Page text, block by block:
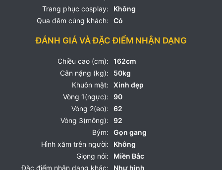
Trang phục cosplay:
Không
Qua đêm cùng khách:
Có
ĐÁNH GIÁ VÀ ĐẶC ĐIỂM NHẬN DẠNG
Chiều cao (cm):
162cm
Cân nặng (kg):
50kg
Khuôn mặt:
Xinh đẹp
Vòng 1(ngực):
90
Vòng 2(eo):
62
Vòng 3(mông):
92
Bým:
Gọn gang
Hình xăm trên người:
Không
Giọng nói:
Miền Bắc
Đặc điểm nhận dạng khác:
Như hình